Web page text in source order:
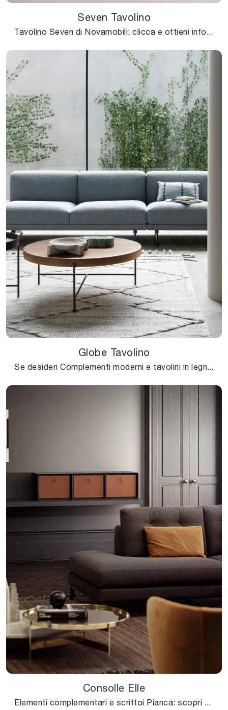
Seven Tavolino
Tavolino Seven di Novamobili: clicca e ottieni informazioni sui Complementi e tavolini moderni in laccato del rinomato marchio!
Globe Tavolino
Se desideri Complementi moderni e tavolini in legno ottieni informazioni sul modello Globe Tavolino del brand Novamobili.
Consolle Elle
Elementi complementari e scrittoi Pianca: scopri come arricchire i tuoi locali moderni con il modello Consolle Elle.